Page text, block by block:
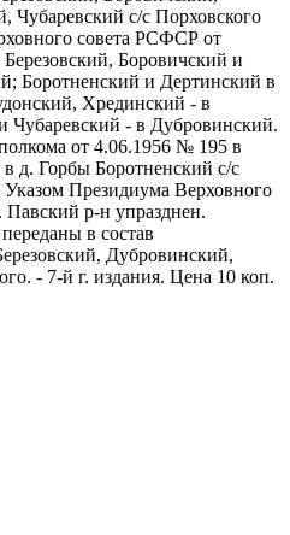
Чубаревский с/с Порховского
совета РСФСР от
Боровичский и
Боротненский и Дертинский в
Хрединский - в
Чубаревский - в Дубровинский.
от 4.06.1956 № 195 в
в д. Горбы Боротненский с/с
Президиума Верховного
р-н упразднен.
в состав
Дубровинский,
- 7-й г. издания. Цена 10 коп.